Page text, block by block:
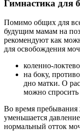
Гимнастика для
Помимо общих для
будущим мамам на
рекомендуют как
для освобождения
коленно-
на боку,
дно матки. О
можно
Во время
уменьшается
нормальный отток